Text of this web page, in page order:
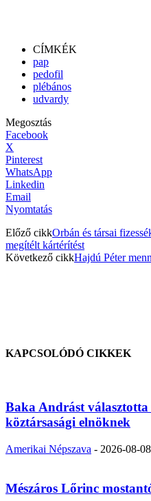
CÍMKÉK
pap
pedofil
plébános
udvardy
Megosztás
Facebook
X
Pinterest
WhatsApp
Linkedin
Email
Nyomtatás
Előző cikkOrbán és társai
megítélt kártérítést
Következő cikkHajdú Péter
KAPCSOLÓDÓ CIKKEK
Baka Andrást
köztársasági elnöknek
Amerikai Népszava - 2026-08-08
Mészáros Lőrinc